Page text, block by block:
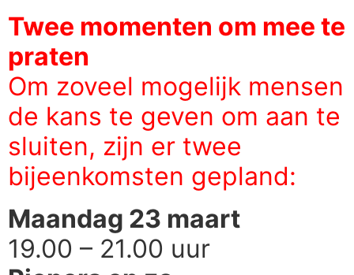
Twee momenten om mee te
praten
Om zoveel mogelijk mensen
de kans te geven om aan te
sluiten, zijn er twee
bijeenkomsten gepland:
Maandag 23 maart
19.00 – 21.00 uur